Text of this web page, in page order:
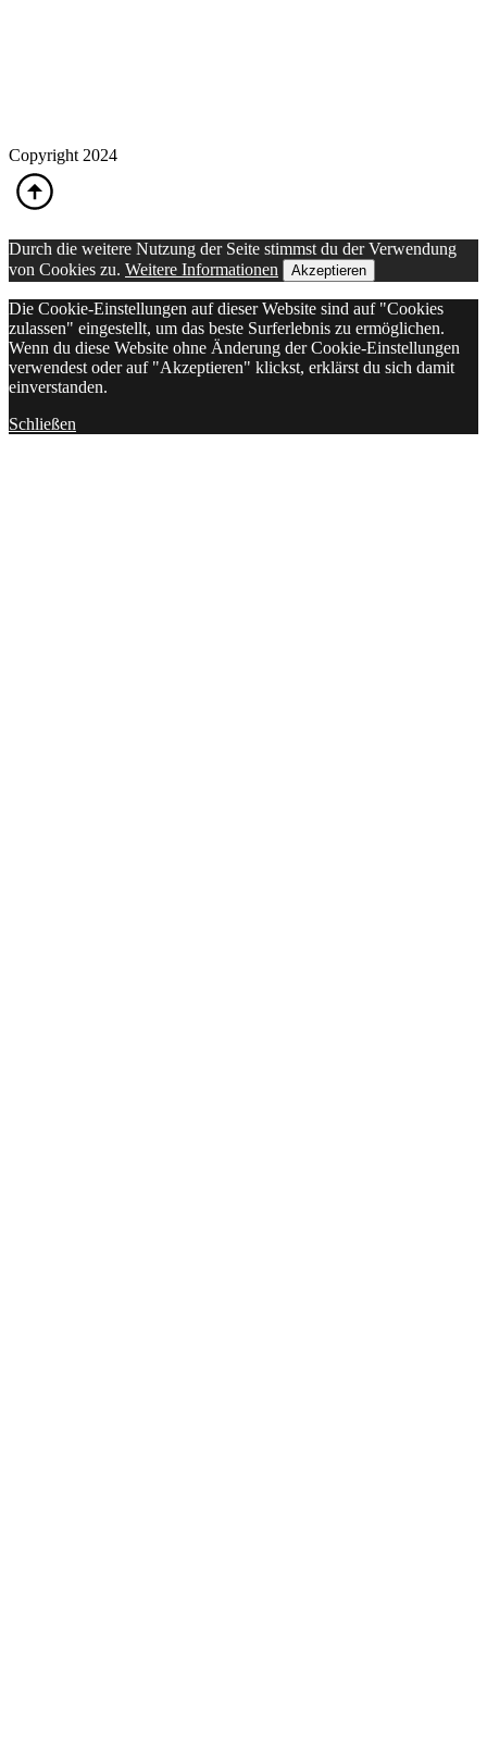
Copyright 2024
Durch die weitere Nutzung der Seite stimmst du der Verwendung
von Cookies zu. Weitere Informationen Akzeptieren
Die Cookie-Einstellungen auf dieser Website sind auf "Cookies
zulassen" eingestellt, um das beste Surferlebnis zu ermöglichen.
Wenn du diese Website ohne Änderung der Cookie-Einstellungen
verwendest oder auf "Akzeptieren" klickst, erklärst du sich damit
einverstanden.
Schließen